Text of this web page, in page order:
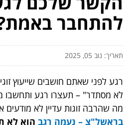
להתחבר
תאריך: נוב 05, 2025
רגע לפני שאתם חושבים שייעוץ
לא מסתדר" – תעצרו רגע ותחשבו
מה שהרבה זוגות עדיין לא מודעים
בראשל"צ – נעמה רגב הוא לא